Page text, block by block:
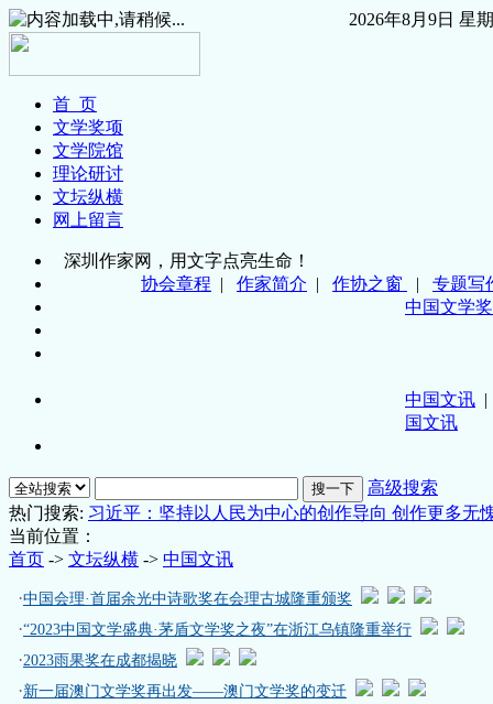
2026年8月9日 星
首 页
文学奖项
文学院馆
理论研讨
文坛纵横
网上留言
深圳作家网，用文字点亮生命！
协会章程 | 作家简介 | 作协之窗 | 专题写
中国文学奖
中国文讯
国文讯
高级搜索
热门搜索: 习近平：坚持以人民为中心的创作导向 创作更多无
当前位置：
首页 -> 文坛纵横 -> 中国文讯
·中国会理·首届余光中诗歌奖在会理古城隆重颁奖
·“2023中国文学盛典·茅盾文学奖之夜”在浙江乌镇隆重举行
·2023雨果奖在成都揭晓
·新一届澳门文学奖再出发——澳门文学奖的变迁